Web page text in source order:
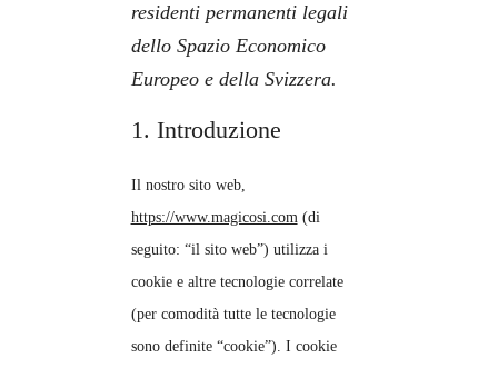
residenti permanenti legali
dello Spazio Economico
Europeo e della Svizzera.
1. Introduzione
Il nostro sito web,
https://www.magicosi.com(di
seguito: “il sito web”) utilizza i
cookie e altre tecnologie correlate
(per comodità tutte le tecnologie
sono definite “cookie”). I cookie